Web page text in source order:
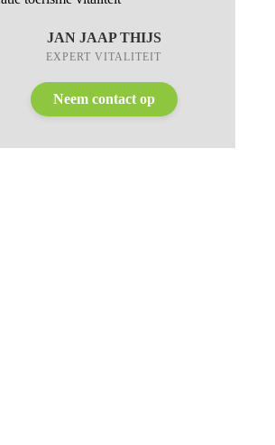
JAN JAAP THIJS
EXPERT VITALITEIT
Neem contact op